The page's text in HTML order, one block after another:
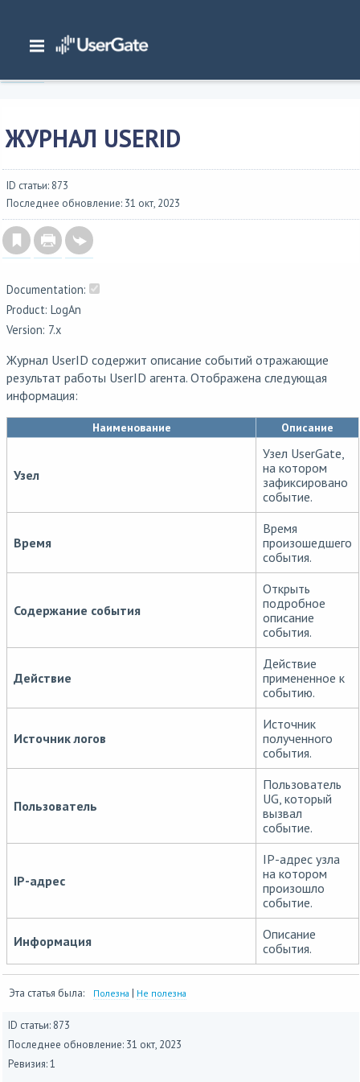
Главная/ Документация/Log Analyzer
Log Analyzer 7.x Руководство администратора
ЖУРНАЛ USERID
ID статьи: 873
Последнее обновление: 31 окт, 2023
Documentation:
Product: LogAn
Version: 7.x
Журнал UserID содержит описание событий отражающие
результат работы UserID агента. Отображена следующая
информация:
Наименование Описание
Узел
Узел UserGate,
на котором
зафиксировано
событие.
Время
Время
произошедшего
события.
Содержание события
Открыть
подробное
описание
события.
Действие
Действие
примененное к
событию.
Источник логов
Источник
полученного
события.
Пользователь
Пользователь
UG, который
вызвал
событие.
IP-адрес
IP-адрес узла
на котором
произошло
событие.
Информация
Описание
события.
Эта статья была: Полезна | Не полезна
ID статьи: 873
Последнее обновление: 31 окт, 2023
Ревизия: 1